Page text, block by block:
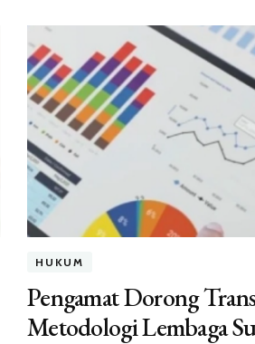
HUKUM
Pengamat Dorong
Metodologi Lembaga